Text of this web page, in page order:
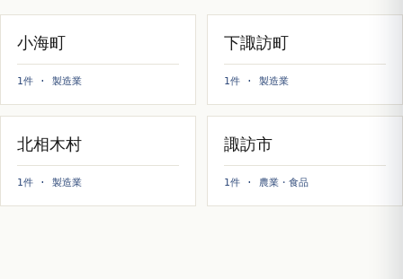
小海町
1件 · 製造業
下諏訪町
1件 · 製造業
北相木村
1件 · 製造業
諏訪市
1件 · 農業・食品